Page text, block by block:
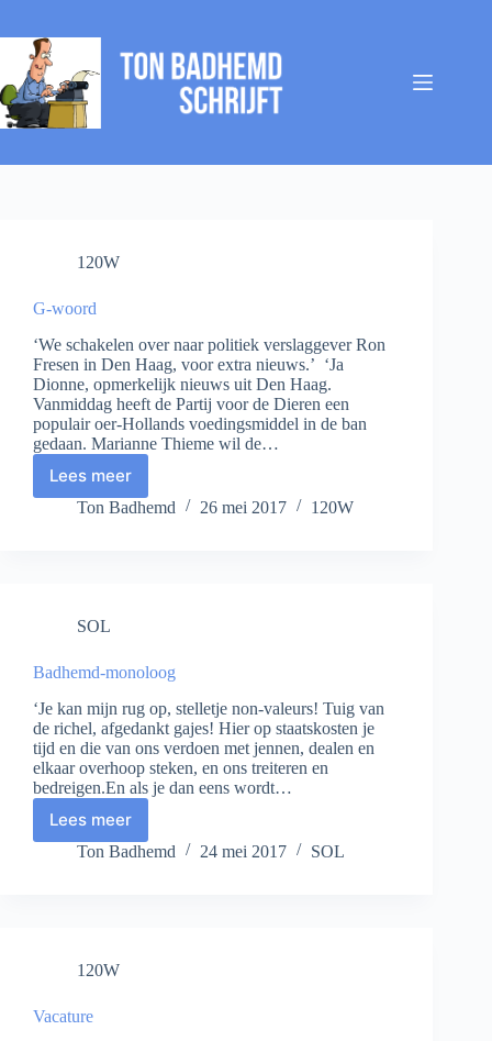
inhoud
120W
G-woord
‘We schakelen over naar politiek verslaggever Ron
Fresen in Den Haag, voor extra nieuws.’ ‘Ja
Dionne, opmerkelijk nieuws uit Den Haag.
Vanmiddag heeft de Partij voor de Dieren een
populair oer-Hollands voedingsmiddel in de ban
gedaan. Marianne Thieme wil de…
Lees meer
G-
woord
Ton Badhemd 26 mei 2017 120W
SOL
Badhemd-monoloog
‘Je kan mijn rug op, stelletje non-valeurs! Tuig van
de richel, afgedankt gajes! Hier op staatskosten je
tijd en die van ons verdoen met jennen, dealen en
elkaar overhoop steken, en ons treiteren en
bedreigen.En als je dan eens wordt…
Lees meer
Badhemd-
monoloog
Ton Badhemd 24 mei 2017 SOL
120W
Vacature